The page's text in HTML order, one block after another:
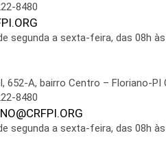
8480
segunda a sexta-feira, das 08h
652-A, bairro Centro – Floriano-PI
8480
segunda a sexta-feira, das 08h